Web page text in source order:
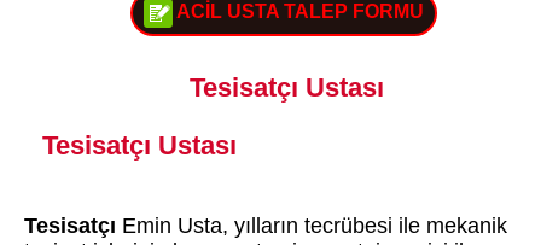
ACİL USTA TALEP FORMU
Tesisatçı Ustası
Tesisatçı Ustası
Tesisatçı Emin Usta, yılların tecrübesi ile mekanik